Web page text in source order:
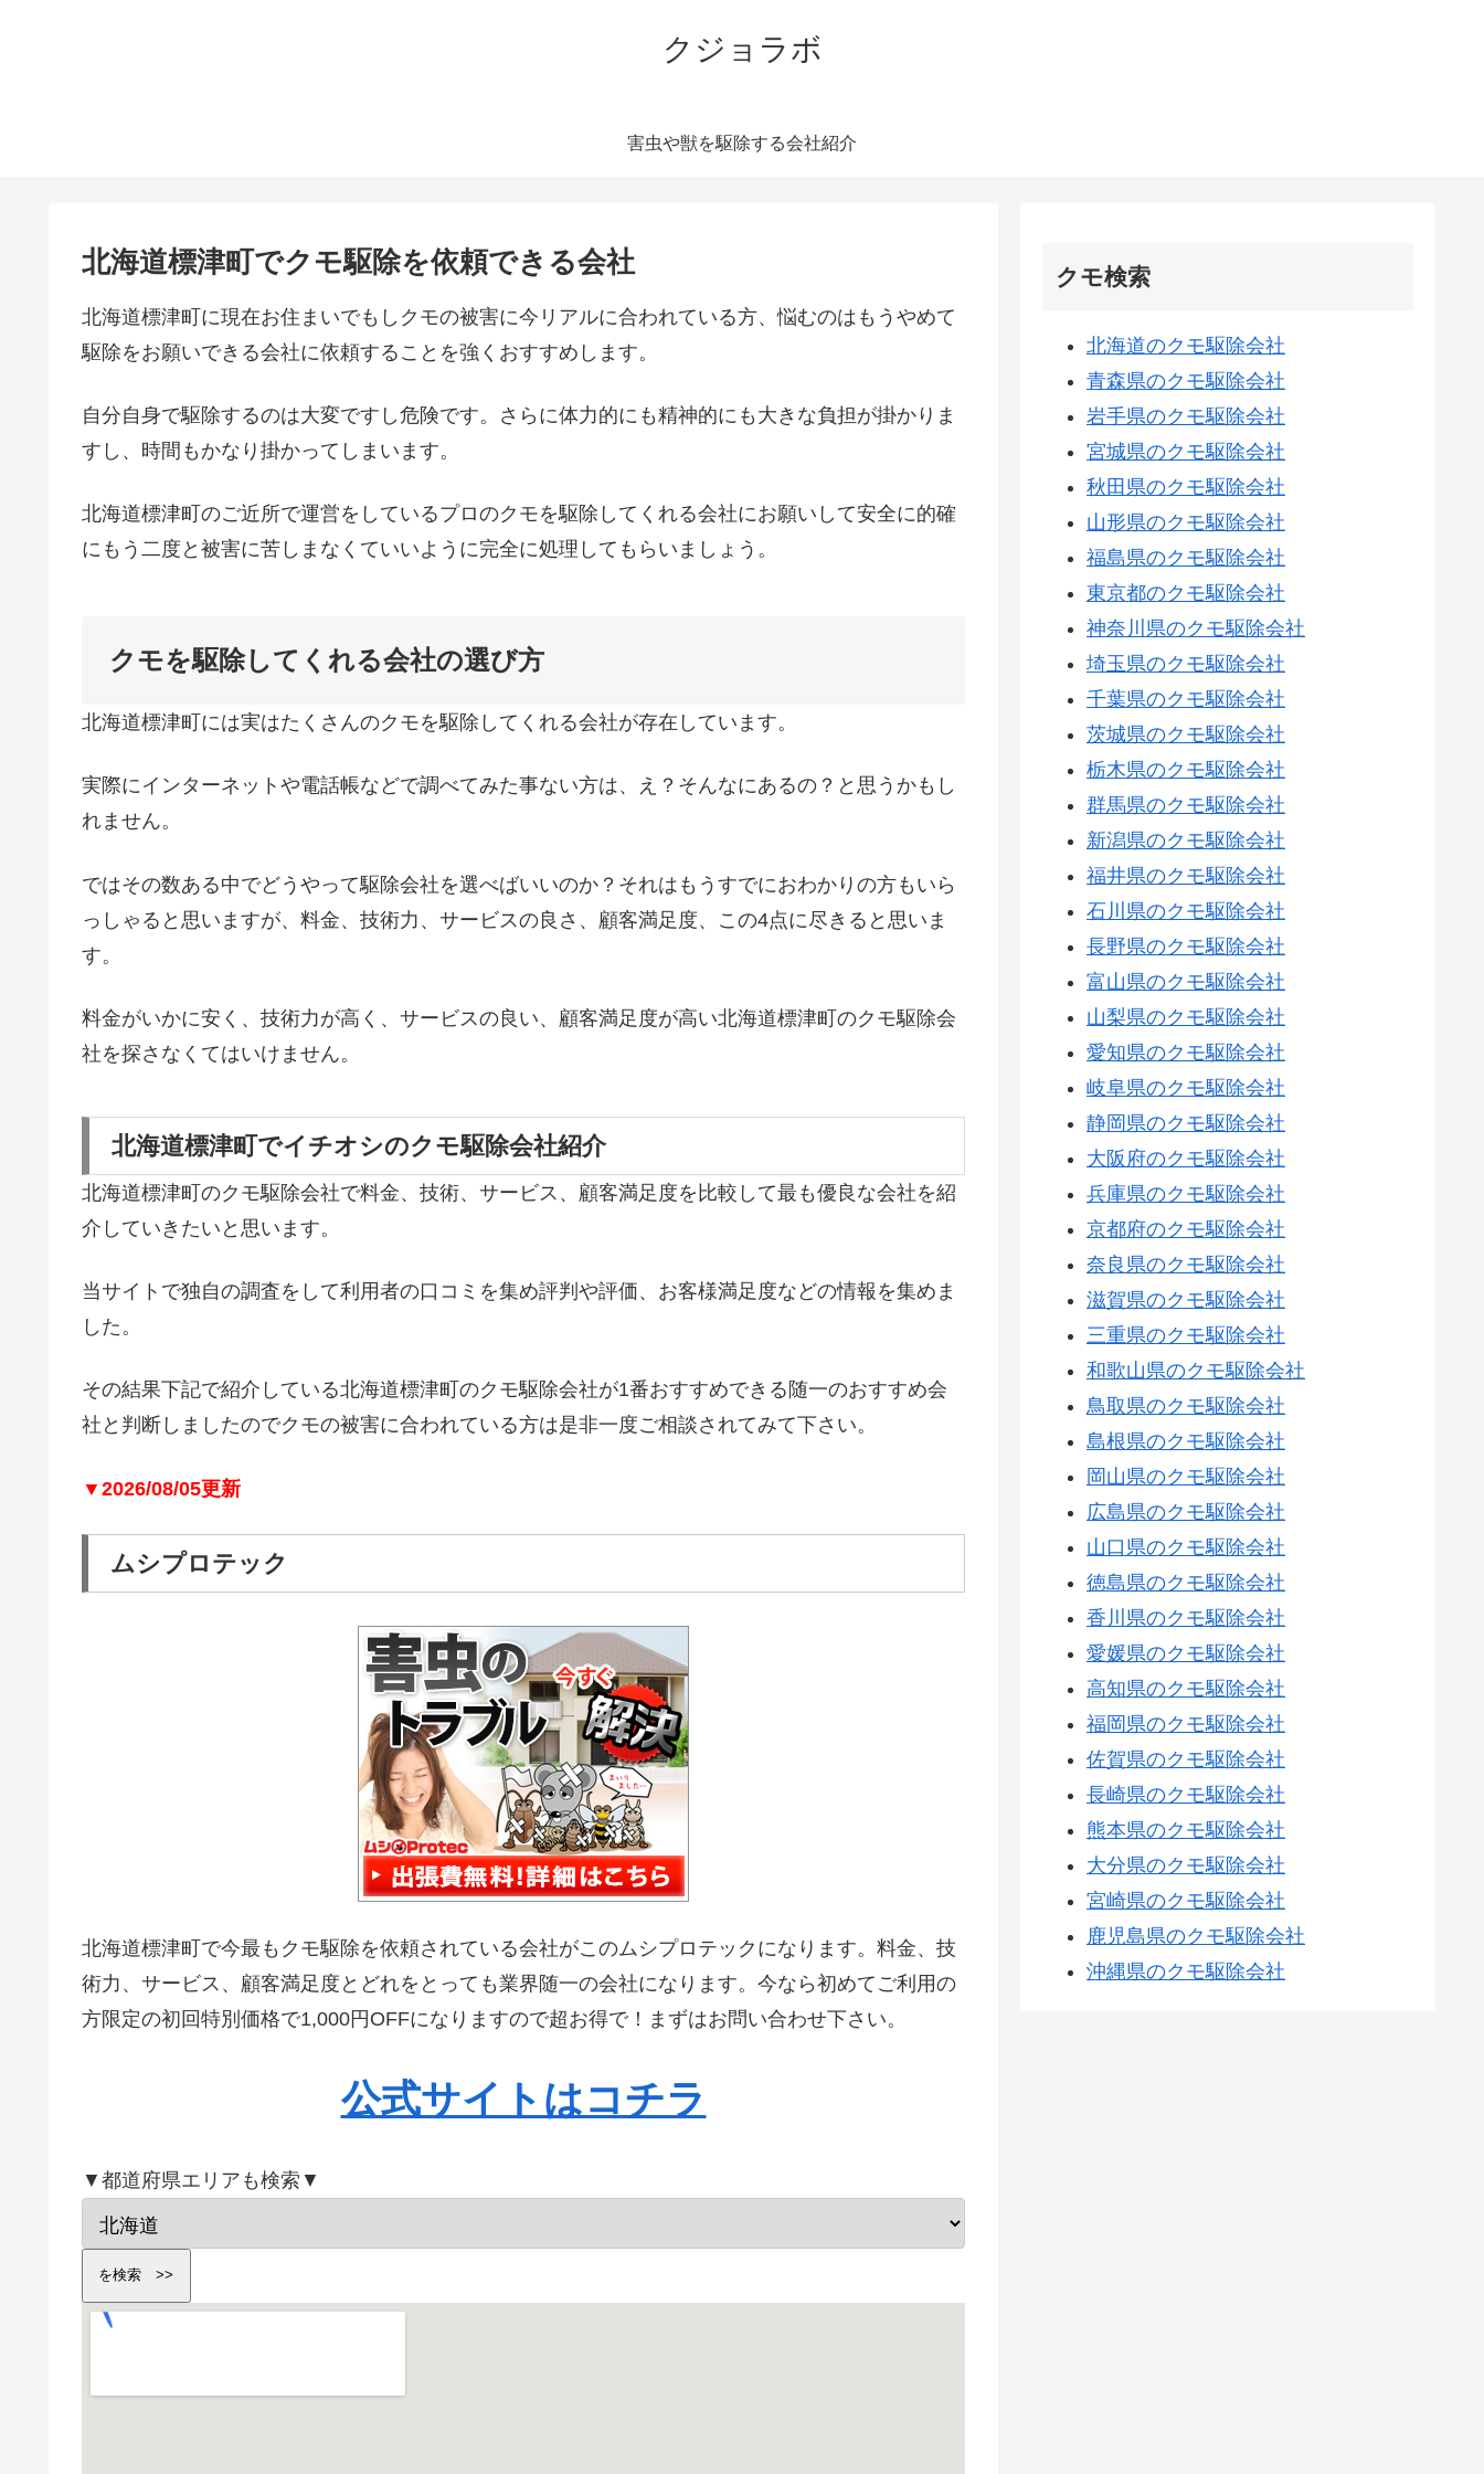
クジョラボ
害虫や獣を駆除する会社紹介
北海道標津町でクモ駆除を依頼できる会社
北海道標津町に現在お住まいでもしクモの被害に今リアルに合われている方、悩むのはもうやめて
駆除をお願いできる会社に依頼することを強くおすすめします。
自分自身で駆除するのは大変ですし危険です。さらに体力的にも精神的にも大きな負担が掛かりま
すし、時間もかなり掛かってしまいます。
北海道標津町のご近所で運営をしているプロのクモを駆除してくれる会社にお願いして安全に的確
にもう二度と被害に苦しまなくていいように完全に処理してもらいましょう。
クモを駆除してくれる会社の選び方
北海道標津町には実はたくさんのクモを駆除してくれる会社が存在しています。
実際にインターネットや電話帳などで調べてみた事ない方は、え？そんなにあるの？と思うかもし
れません。
ではその数ある中でどうやって駆除会社を選べばいいのか？それはもうすでにおわかりの方もいら
っしゃると思いますが、料金、技術力、サービスの良さ、顧客満足度、この4点に尽きると思いま
す。
料金がいかに安く、技術力が高く、サービスの良い、顧客満足度が高い北海道標津町のクモ駆除会
社を探さなくてはいけません。
北海道標津町でイチオシのクモ駆除会社紹介
北海道標津町のクモ駆除会社で料金、技術、サービス、顧客満足度を比較して最も優良な会社を紹
介していきたいと思います。
当サイトで独自の調査をして利用者の口コミを集め評判や評価、お客様満足度などの情報を集めま
した。
その結果下記で紹介している北海道標津町のクモ駆除会社が1番おすすめできる随一のおすすめ会
社と判断しましたのでクモの被害に合われている方は是非一度ご相談されてみて下さい。
▼2026/08/05更新
ムシプロテック
北海道標津町で今最もクモ駆除を依頼されている会社がこのムシプロテックになります。料金、技
術力、サービス、顧客満足度とどれをとっても業界随一の会社になります。今なら初めてご利用の
方限定の初回特別価格で1,000円OFFになりますので超お得で！まずはお問い合わせ下さい。
公式サイトはコチラ
▼都道府県エリアも検索▼
クモ検索
北海道のクモ駆除会社
青森県のクモ駆除会社
岩手県のクモ駆除会社
宮城県のクモ駆除会社
秋田県のクモ駆除会社
山形県のクモ駆除会社
福島県のクモ駆除会社
東京都のクモ駆除会社
神奈川県のクモ駆除会社
埼玉県のクモ駆除会社
千葉県のクモ駆除会社
茨城県のクモ駆除会社
栃木県のクモ駆除会社
群馬県のクモ駆除会社
新潟県のクモ駆除会社
福井県のクモ駆除会社
石川県のクモ駆除会社
長野県のクモ駆除会社
富山県のクモ駆除会社
山梨県のクモ駆除会社
愛知県のクモ駆除会社
岐阜県のクモ駆除会社
静岡県のクモ駆除会社
大阪府のクモ駆除会社
兵庫県のクモ駆除会社
京都府のクモ駆除会社
奈良県のクモ駆除会社
滋賀県のクモ駆除会社
三重県のクモ駆除会社
和歌山県のクモ駆除会社
鳥取県のクモ駆除会社
島根県のクモ駆除会社
岡山県のクモ駆除会社
広島県のクモ駆除会社
山口県のクモ駆除会社
徳島県のクモ駆除会社
香川県のクモ駆除会社
愛媛県のクモ駆除会社
高知県のクモ駆除会社
福岡県のクモ駆除会社
佐賀県のクモ駆除会社
長崎県のクモ駆除会社
熊本県のクモ駆除会社
大分県のクモ駆除会社
宮崎県のクモ駆除会社
鹿児島県のクモ駆除会社
沖縄県のクモ駆除会社